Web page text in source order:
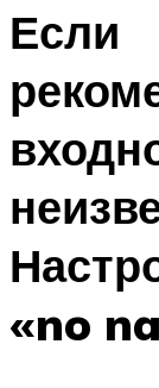
Если
«no